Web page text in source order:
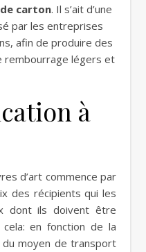
carton. Il s’ait d’une
par les entreprises
afin de produire des
rembourrage légers et
à
d’art commence par
des récipients qui les
dont ils doivent être
en fonction de la
moyen de transport